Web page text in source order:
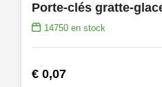
Porte-clés gratte-
14750en stock
€ 0,07